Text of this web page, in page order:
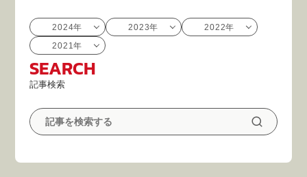
2024年 2023年
2022年
2021年
SEARCH
記事検索